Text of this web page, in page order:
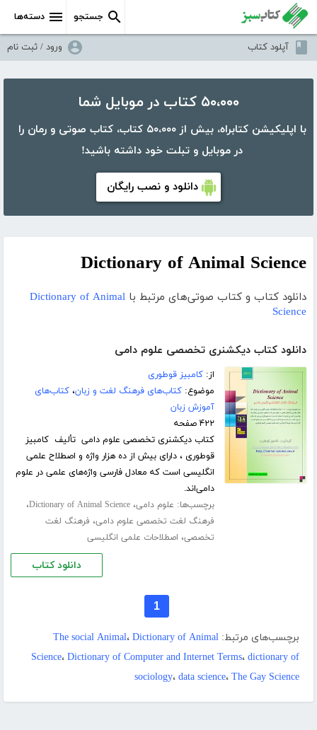
دسته‌ها جستجو
آپلود کتاب ورود / ثبت نام
۵۰،۰۰۰ کتاب در موبایل شما
با اپلیکیشن کتابراه، بیش از ۵۰،۰۰۰ کتاب، کتاب صوتی و رمان را
در موبایل و تبلت خود داشته باشید!
دانلود و نصب رایگان
Dictionary of Animal Science
دانلود کتاب و کتاب صوتی‌های مرتبط با Dictionary of Animal
Science
دانلود کتاب دیکشنری تخصصی علوم دامی
از:کامبیز قوطوری
موضوع:کتاب‌های فرهنگ لغت و زبان،کتاب‌های
آموزش زبان
۴۲۲ صفحه
کتاب دیکشنری تخصصی علوم دامی تألیف کامبیز
قوطوری ، دارای بیش از ده هزار واژه و اصطلاح علمی
انگلیسی است که معادل فارسی واژه‌های علمی در علوم
دامی‌اند.
برچسب‌ها: علوم دامی،Dictionary of Animal Science،
فرهنگ لغت تخصصی علوم دامی، فرهنگ لغت
تخصصی، اصطلاحات علمی انگلیسی
دانلود کتاب
1
برچسب‌های مرتبط: The social Animal، Dictionary of Animal
Science، Dictionary of Computer and Internet Terms، dictionary of
sociology، data science، The Gay Science